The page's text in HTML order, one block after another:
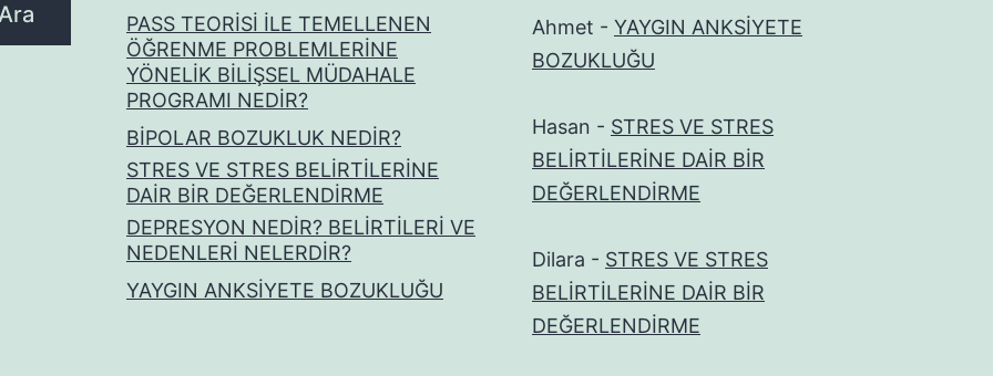
PASS TEORİSİ İLE TEMELLENEN
ÖĞRENME PROBLEMLERİNE
YÖNELİK BİLİŞSEL MÜDAHALE
PROGRAMI NEDİR?
BİPOLAR BOZUKLUK NEDİR?
STRES VE STRES BELİRTİLERİNE
DAİR BİR DEĞERLENDİRME
DEPRESYON NEDİR? BELİRTİLERİ VE
NEDENLERİ NELERDİR?
YAYGIN ANKSİYETE BOZUKLUĞU
Ahmet - YAYGIN ANKSİYETE
BOZUKLUĞU
Hasan - STRES VE STRES
BELİRTİLERİNE DAİR BİR
DEĞERLENDİRME
Dilara - STRES VE STRES
BELİRTİLERİNE DAİR BİR
DEĞERLENDİRME